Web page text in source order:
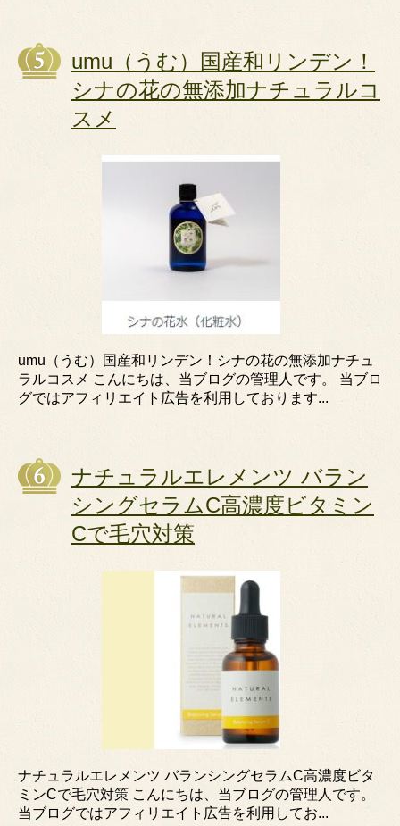
umu（うむ）国産和リンデン！
シナの花の無添加ナチュラルコ
スメ
umu（うむ）国産和リンデン！シナの花の無添加ナチュ
ラルコスメ こんにちは、当ブログの管理人です。 当ブロ
グではアフィリエイト広告を利用しております...
ナチュラルエレメンツ バラン
シングセラムC高濃度ビタミン
Cで毛穴対策
ナチュラルエレメンツ バランシングセラムC高濃度ビタ
ミンCで毛穴対策 こんにちは、当ブログの管理人です。
当ブログではアフィリエイト広告を利用してお...